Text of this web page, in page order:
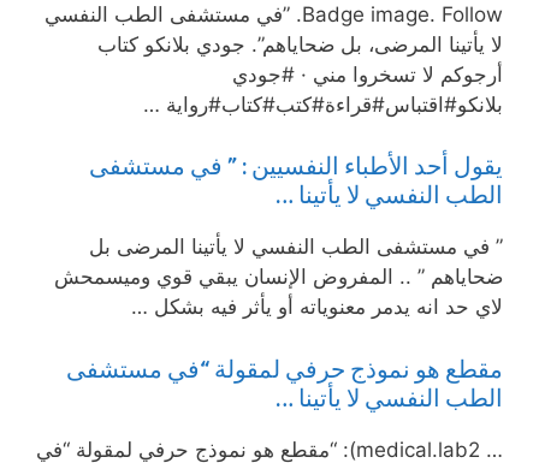
Badge image. Follow. ‏”في مستشفى الطب النفسي
لا يأتينا المرضى، بل ضحاياهم”. جودي بلانكو كتاب
أرجوكم لا تسخروا مني · #جودي
بلانكو#اقتباس#قراءة#كتب#كتاب#رواية …
يقول أحد الأطباء النفسيين : ‏” في مستشفى
الطب النفسي لا يأتينا …
” في مستشفى الطب النفسي لا يأتينا المرضى بل
ضحاياهم ” .. المفروض الإنسان يبقي قوي وميسمحش
لاي حد انه يدمر معنوياته أو يأثر فيه بشكل …
مقطع هو نموذج حرفي لمقولة “في مستشفى
الطب النفسي لا يأتينا …
… medical.lab2): “مقطع هو نموذج حرفي لمقولة “في